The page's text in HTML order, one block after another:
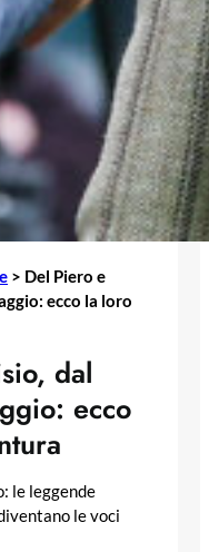
> Del Piero e
ecco la loro
dal
ecco
le leggende
le voci